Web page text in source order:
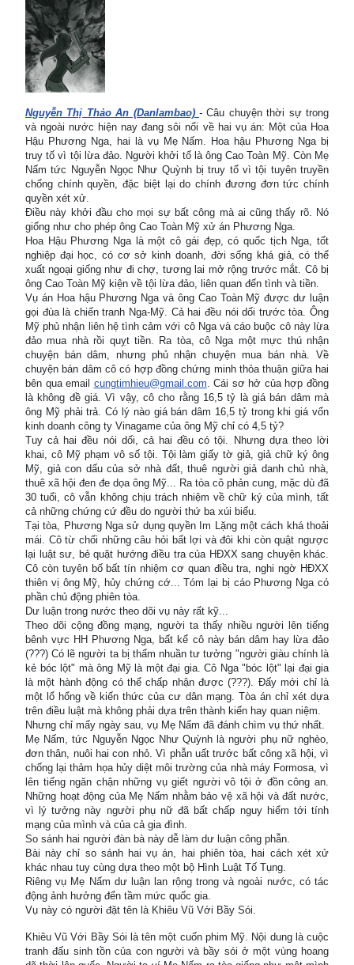
Nguyễn Thị Thảo An (Danlambao) -Câu chuyện thời sự trong
và ngoài nước hiện nay đang sôi nổi về hai vụ án: Một của Hoa
Hậu Phương Nga, hai là vụ Mẹ Nấm. Hoa hậu Phương Nga bị
truy tố vì tội lừa đảo. Người khởi tố là ông Cao Toàn Mỹ. Còn Mẹ
Nấm tức Nguyễn Ngọc Như Quỳnh bị truy tố vì tội tuyên truyền
chống chính quyền, đặc biệt lại do chính đương đơn tức chính
quyền xét xử.
Điều này khởi đầu cho mọi sự bất công mà ai cũng thấy rõ. Nó
giống như cho phép ông Cao Toàn Mỹ xử án Phương Nga.
Hoa Hậu Phương Nga là một cô gái đẹp, có quốc tịch Nga, tốt
nghiệp đại học, có cơ sở kinh doanh, đời sống khá giả, có thể
xuất ngoại giống như đi chợ, tương lai mở rộng trước mắt. Cô bị
ông Cao Toàn Mỹ kiện về tội lừa đảo, liên quan đến tình và tiền.
Vụ án Hoa hậu Phương Nga và ông Cao Toàn Mỹ được dư luận
gọi đùa là chiến tranh Nga-Mỹ. Cả hai đều nói dối trước tòa. Ông
Mỹ phủ nhận liên hệ tình cảm với cô Nga và cáo buộc cô này lừa
đảo mua nhà rồi quỵt tiền. Ra tòa, cô Nga một mực thú nhận
chuyện bán dâm, nhưng phủ nhận chuyện mua bán nhà. Về
chuyện bán dâm cô có hợp đồng chứng minh thỏa thuận giữa hai
bên qua email cungtimhieu@gmail.com. Cái sơ hở của hợp đồng
là không đề giá. Vì vậy, cô cho rằng 16,5 tỷ là giá bán dâm mà
ông Mỹ phải trả. Có lý nào giá bán dâm 16,5 tỷ trong khi giá vốn
kinh doanh công ty Vinagame của ông Mỹ chỉ có 4,5 tỷ?
Tuy cả hai đều nói dối, cả hai đều có tội. Nhưng dựa theo lời
khai, cô Mỹ phạm vô số tội. Tội làm giấy tờ giả, giả chữ ký ông
Mỹ, giả con dấu của sở nhà đất, thuê người giả danh chủ nhà,
thuê xã hội đen đe dọa ông Mỹ... Ra tòa cô phản cung, mặc dù đã
30 tuổi, cô vẫn không chịu trách nhiệm về chữ ký của mình, tất
cả những chứng cứ đều do người thứ ba xúi biểu.
Tại tòa, Phương Nga sử dụng quyền Im Lặng một cách khá thoải
mái. Cô từ chối những câu hỏi bất lợi và đôi khi còn quật ngược
lại luật sư, bẻ quặt hướng điều tra của HĐXX sang chuyện khác.
Cô còn tuyên bố bất tín nhiệm cơ quan điều tra, nghi ngờ HĐXX
thiên vị ông Mỹ, hủy chứng cớ... Tóm lại bị cáo Phương Nga có
phần chủ động phiên tòa.
Dư luận trong nước theo dõi vụ này rất kỹ...
Theo dõi cộng đồng mạng, người ta thấy nhiều người lên tiếng
bênh vực HH Phương Nga, bất kể cô này bán dâm hay lừa đảo
(???) Có lẽ người ta bị thấm nhuần tư tưởng "người giàu chính là
kẻ bóc lột" mà ông Mỹ là một đại gia. Cô Nga "bóc lột" lại đại gia
là một hành động có thể chấp nhận được (???). Đấy mới chỉ là
một lổ hổng về kiến thức của cư dân mạng. Tòa án chỉ xét dựa
trên điều luật mà không phải dựa trên thành kiến hay quan niệm.
Nhưng chỉ mấy ngày sau, vụ Mẹ Nấm đã đánh chìm vụ thứ nhất.
Mẹ Nấm, tức Nguyễn Ngọc Như Quỳnh là người phụ nữ nghèo,
đơn thân, nuôi hai con nhỏ. Vì phẫn uất trước bất công xã hội, vì
chống lại thảm họa hủy diệt môi trường của nhà máy Formosa, vì
lên tiếng ngăn chận những vụ giết người vô tội ở đồn công an.
Những hoạt động của Mẹ Nấm nhằm bảo vệ xã hội và đất nước,
vì lý tưởng này người phụ nữ đã bất chấp nguy hiểm tới tính
mạng của mình và của cả gia đình.
So sánh hai người đàn bà này dễ làm dư luận công phẫn.
Bài này chỉ so sánh hai vụ án, hai phiên tòa, hai cách xét xử
khác nhau tuy cùng dựa theo một bộ Hình Luật Tố Tụng.
Riêng vụ Mẹ Nấm dư luận lan rộng trong và ngoài nước, có tác
động ảnh hưởng đến tầm mức quốc gia.
Vụ này có người đặt tên là Khiêu Vũ Với Bầy Sói.
Khiêu Vũ Với Bầy Sói là tên một cuốn phim Mỹ. Nội dung là cuộc
tranh đấu sinh tồn của con người và bầy sói ở một vùng hoang